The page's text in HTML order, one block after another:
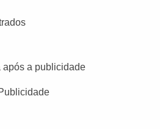
após a publicidade